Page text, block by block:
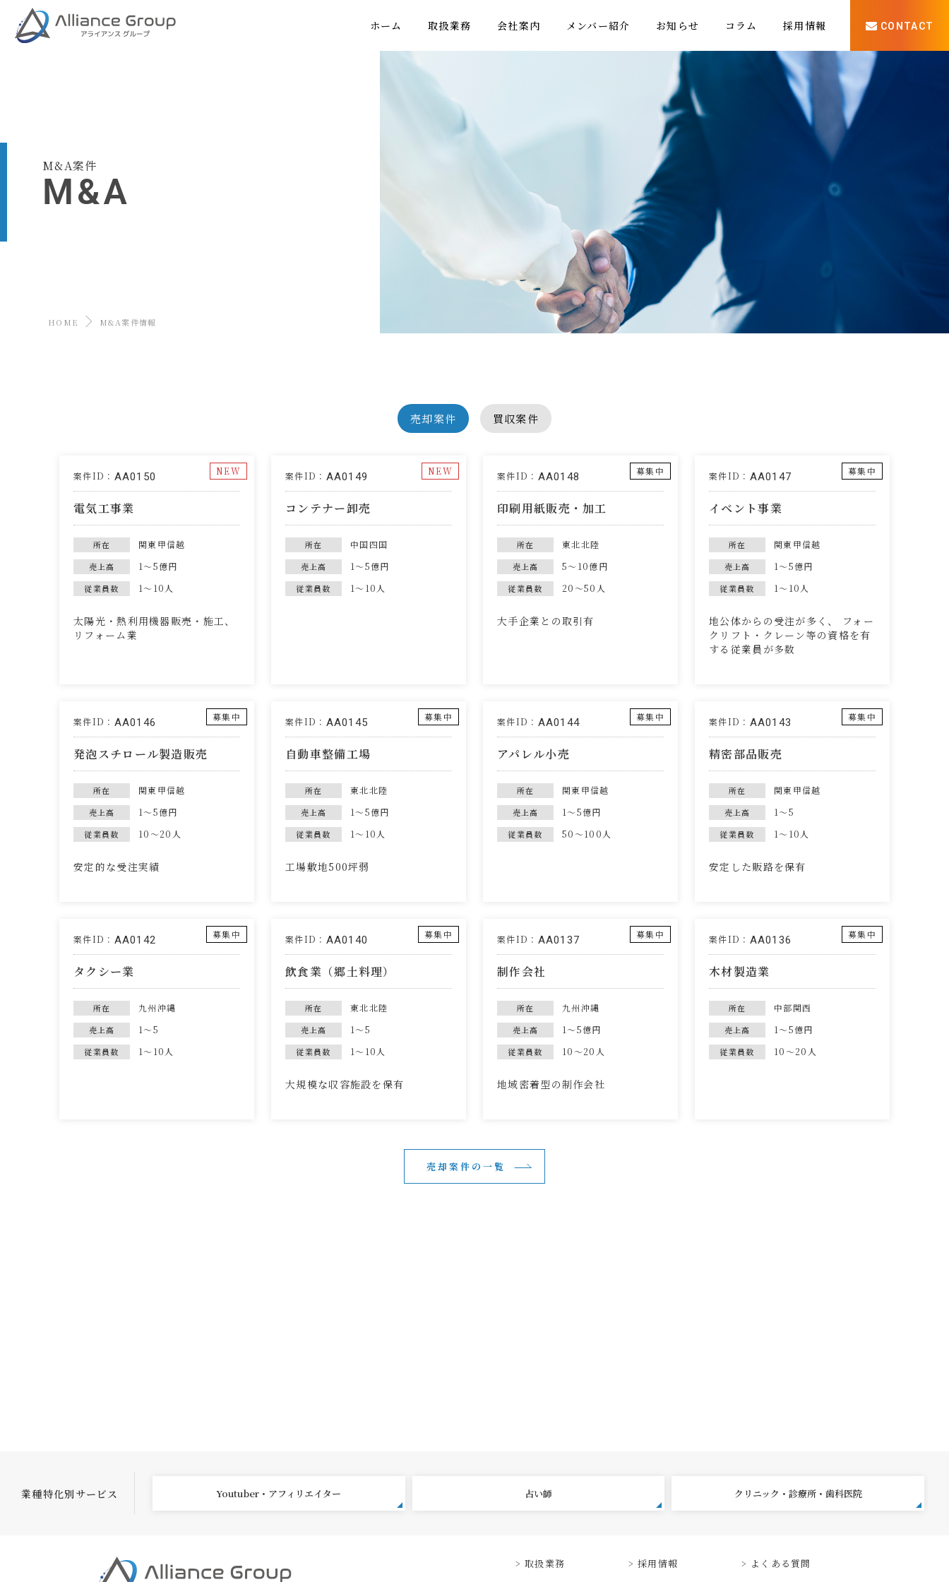
ホーム 取扱業務 会社案内 メンバー紹介 お知らせ コラム 採用情報 CONTACT
M&A案件
M&A
HOME M&A案件情報
売却案件 買収案件
NEW
案件ID： AA0150
電気工事業
所在 関東甲信越
売上高 1～5億円
従業員数 1～10人
太陽光・熱利用機器販売・施工、
リフォーム業
NEW
案件ID： AA0149
コンテナー卸売
所在 中国四国
売上高 1～5億円
従業員数 1～10人
募集中
案件ID： AA0148
印刷用紙販売・加工
所在 東北北陸
売上高 5～10億円
従業員数 20～50人
大手企業との取引有
募集中
案件ID： AA0147
イベント事業
所在 関東甲信越
売上高 1～5億円
従業員数 1～10人
地公体からの受注が多く、 フォー
クリフト・クレーン等の資格を有
する従業員が多数
募集中
案件ID： AA0146
発泡スチロール製造販売
所在 関東甲信越
売上高 1～5億円
従業員数 10～20人
安定的な受注実績
募集中
案件ID： AA0145
自動車整備工場
所在 東北北陸
売上高 1～5億円
従業員数 1～10人
工場敷地500坪弱
募集中
案件ID： AA0144
アパレル小売
所在 関東甲信越
売上高 1～5億円
従業員数 50～100人
募集中
案件ID： AA0143
精密部品販売
所在 関東甲信越
売上高 1～5
従業員数 1～10人
安定した販路を保有
募集中
案件ID： AA0142
タクシー業
所在 九州沖縄
売上高 1～5
従業員数 1～10人
募集中
案件ID： AA0140
飲食業（郷土料理）
所在 東北北陸
売上高 1～5
従業員数 1～10人
大規模な収容施設を保有
募集中
案件ID： AA0137
制作会社
所在 九州沖縄
売上高 1～5億円
従業員数 10～20人
地域密着型の制作会社
募集中
案件ID： AA0136
木材製造業
所在 中部関西
売上高 1～5億円
従業員数 10～20人
売却案件の一覧
業種特化別サービス Youtuber・アフィリエイター 占い師 クリニック・診療所・歯科医院
取扱業務
採用情報
よくある質問